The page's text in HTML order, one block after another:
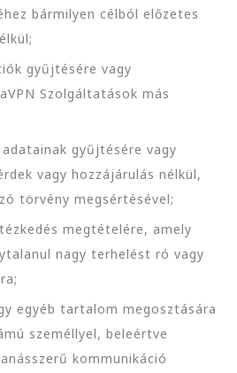
bármilyen célból előzetes
gyűjtésére vagy
Szolgáltatások más
gyűjtésére vagy
vagy hozzájárulás nélkül,
törvény megsértésével;
megtételére, amely
nagy terhelést ró vagy
egyéb tartalom megosztására
személlyel, beleértve
kommunikáció